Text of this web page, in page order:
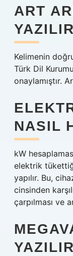
ART
Kelimenin
Türk Dil
onaylamıştır.
NASIL
kW
elektrik
yapılır. Bu,
cinsinden
çarpılması ve